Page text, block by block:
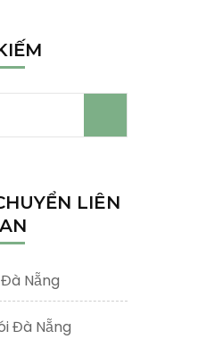
LIÊN
Nẵng
Đà Nẵng